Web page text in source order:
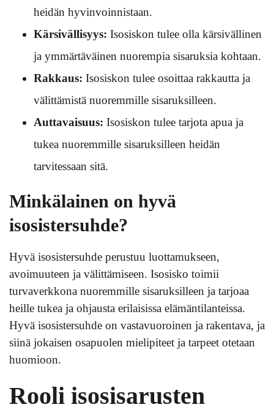
heidän hyvinvoinnistaan.
Kärsivällisyys: Isosiskon tulee olla kärsivällinen
ja ymmärtäväinen nuorempia sisaruksia kohtaan.
Rakkaus: Isosiskon tulee osoittaa rakkautta ja
välittämistä nuoremmille sisaruksilleen.
Auttavaisuus: Isosiskon tulee tarjota apua ja
tukea nuoremmille sisaruksilleen heidän
tarvitessaan sitä.
Minkälainen on hyvä
isosistersuhde?
Hyvä isosistersuhde perustuu luottamukseen,
avoimuuteen ja välittämiseen. Isosisko toimii
turvaverkkona nuoremmille sisaruksilleen ja tarjoaa
heille tukea ja ohjausta erilaisissa elämäntilanteissa.
Hyvä isosistersuhde on vastavuoroinen ja rakentava, ja
siinä jokaisen osapuolen mielipiteet ja tarpeet otetaan
huomioon.
Rooli isosisarusten